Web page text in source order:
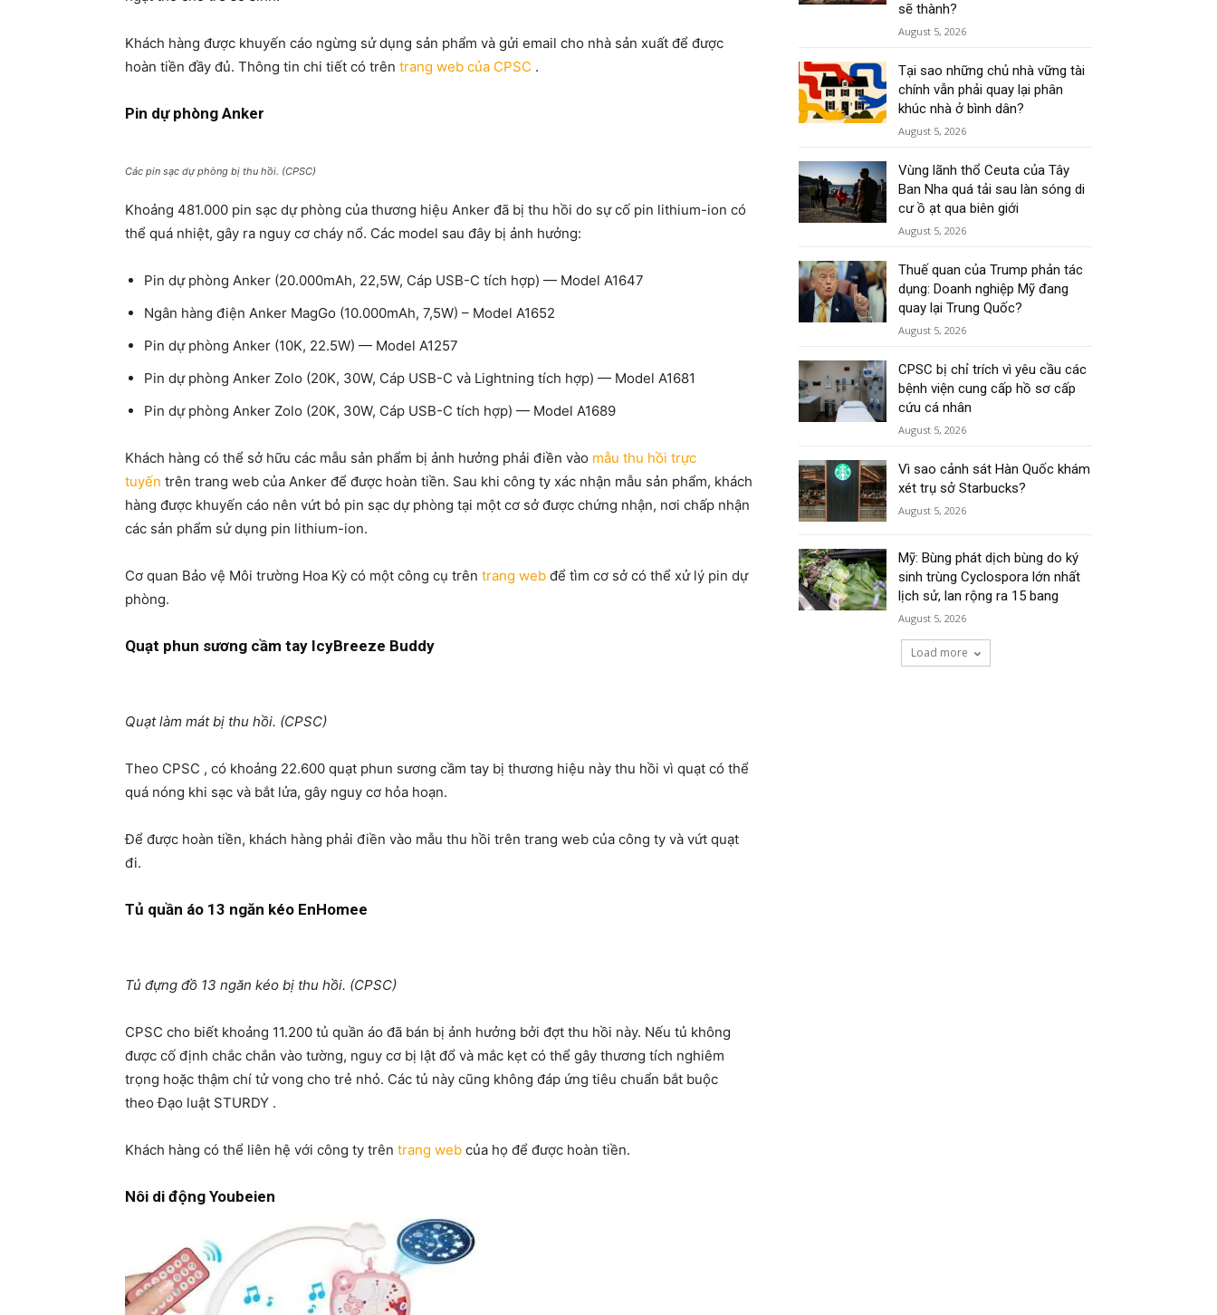
Khách hàng được khuyến cáo ngừng sử dụng sản phẩm và gửi email cho nhà sản xuất để được
hoàn tiền đầy đủ. Thông tin chi tiết có trên trang web của CPSC .
Pin dự phòng Anker
Các pin sạc dự phòng bị thu hồi. (CPSC)
Khoảng 481.000 pin sạc dự phòng của thương hiệu Anker đã bị thu hồi do sự cố pin lithium-ion có
thể quá nhiệt, gây ra nguy cơ cháy nổ. Các model sau đây bị ảnh hưởng:
Pin dự phòng Anker (20.000mAh, 22,5W, Cáp USB-C tích hợp) — Model A1647
Ngân hàng điện Anker MagGo (10.000mAh, 7,5W) – Model A1652
Pin dự phòng Anker (10K, 22.5W) — Model A1257
Pin dự phòng Anker Zolo (20K, 30W, Cáp USB-C và Lightning tích hợp) — Model A1681
Pin dự phòng Anker Zolo (20K, 30W, Cáp USB-C tích hợp) — Model A1689
Khách hàng có thể sở hữu các mẫu sản phẩm bị ảnh hưởng phải điền vào mẫu thu hồi trực
tuyến trên trang web của Anker để được hoàn tiền. Sau khi công ty xác nhận mẫu sản phẩm, khách
hàng được khuyến cáo nên vứt bỏ pin sạc dự phòng tại một cơ sở được chứng nhận, nơi chấp nhận
các sản phẩm sử dụng pin lithium-ion.
Cơ quan Bảo vệ Môi trường Hoa Kỳ có một công cụ trên trang web để tìm cơ sở có thể xử lý pin dự
phòng.
Quạt phun sương cầm tay IcyBreeze Buddy
Quạt làm mát bị thu hồi. (CPSC)
Theo CPSC , có khoảng 22.600 quạt phun sương cầm tay bị thương hiệu này thu hồi vì quạt có thể
quá nóng khi sạc và bắt lửa, gây nguy cơ hỏa hoạn.
Để được hoàn tiền, khách hàng phải điền vào mẫu thu hồi trên trang web của công ty và vứt quạt
đi.
Tủ quần áo 13 ngăn kéo EnHomee
Tủ đựng đồ 13 ngăn kéo bị thu hồi. (CPSC)
CPSC cho biết khoảng 11.200 tủ quần áo đã bán bị ảnh hưởng bởi đợt thu hồi này. Nếu tủ không
được cố định chắc chắn vào tường, nguy cơ bị lật đổ và mắc kẹt có thể gây thương tích nghiêm
trọng hoặc thậm chí tử vong cho trẻ nhỏ. Các tủ này cũng không đáp ứng tiêu chuẩn bắt buộc
theo Đạo luật STURDY .
Khách hàng có thể liên hệ với công ty trên trang web của họ để được hoàn tiền.
Nôi di động Youbeien
sẽ thành?
August 5, 2026
Tại sao những chủ nhà vững tài
chính vẫn phải quay lại phân
khúc nhà ở bình dân?
August 5, 2026
Vùng lãnh thổ Ceuta của Tây
Ban Nha quá tải sau làn sóng di
cư ồ ạt qua biên giới
August 5, 2026
Thuế quan của Trump phản tác
dụng: Doanh nghiệp Mỹ đang
quay lại Trung Quốc?
August 5, 2026
CPSC bị chỉ trích vì yêu cầu các
bệnh viện cung cấp hồ sơ cấp
cứu cá nhân
August 5, 2026
Vì sao cảnh sát Hàn Quốc khám
xét trụ sở Starbucks?
August 5, 2026
Mỹ: Bùng phát dịch bùng do ký
sinh trùng Cyclospora lớn nhất
lịch sử, lan rộng ra 15 bang
August 5, 2026
Load more